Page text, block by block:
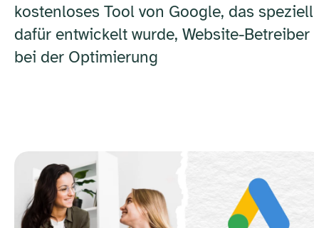
kostenloses Tool von Google, das speziell
dafür entwickelt wurde, Website-Betreiber
bei der Optimierung